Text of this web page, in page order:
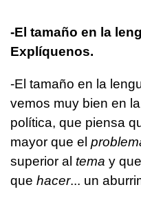
-El tamaño en la
Explíquenos.
-El tamaño en la
vemos muy bien en
política, que piensa
mayor que el
superior al tema y que
que hacer... un